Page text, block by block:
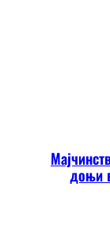
доњи